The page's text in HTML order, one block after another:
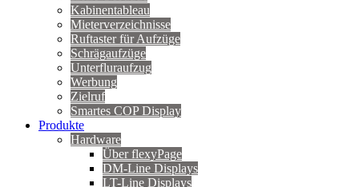
Kabinentableau
Mieterverzeichnisse
Ruftaster für Aufzüge
Schrägaufzüge
Unterfluraufzug
Werbung
Zielruf
Smartes COP Display
Produkte
Hardware
Über flexyPage
DM-Line Displays
LT-Line Displays